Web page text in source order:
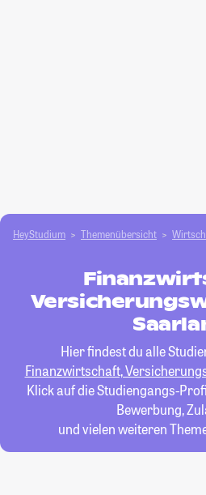
HeyStudium Themenübersicht
Hier findest du alle
Finanzwirtschaft,
Klick auf die Studiengangs-
Bewerbung,
und vielen weiteren